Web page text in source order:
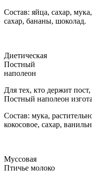
Состав: яйца, сахар,
сахар, бананы, шоколад.
Диетическая
Постный
наполеон
Для тех, кто держит
Постный наполеон
Состав: мука,
кокосовое, сахар,
Муссовая
Птичье молоко